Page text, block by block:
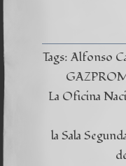
Tags: Alfonso
La Oficina
la Sala